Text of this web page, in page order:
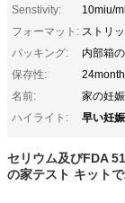
Senstivity:
10miu/
フォーマット: ストリ
パッキング:
内部箱
保存性:
名前:
家の妊
ハイライト:
早い妊
セリウム及びFDA
の家テスト キット